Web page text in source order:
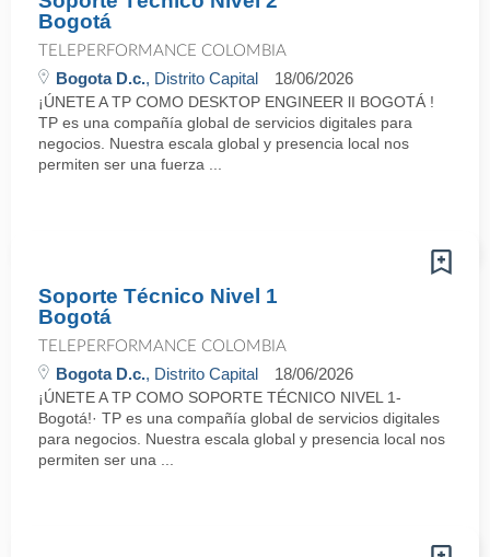
Bogotá
TELEPERFORMANCE COLOMBIA
Bogota D.c., Distrito Capital 18/06/2026
¡ÚNETE A TP COMO DESKTOP ENGINEER lI BOGOTÁ !
TP es una compañía global de servicios digitales para
negocios. Nuestra escala global y presencia local nos
permiten ser una fuerza ...
Soporte Técnico Nivel 1
Bogotá
TELEPERFORMANCE COLOMBIA
Bogota D.c., Distrito Capital 18/06/2026
¡ÚNETE A TP COMO SOPORTE TÉCNICO NIVEL 1-
Bogotá!· TP es una compañía global de servicios digitales
para negocios. Nuestra escala global y presencia local nos
permiten ser una ...